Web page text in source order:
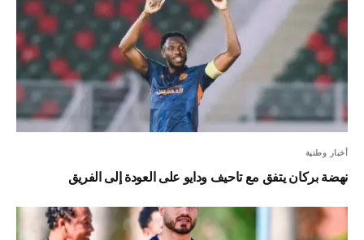
أخبار وطنية
نهضة بركان يتفق مع تاحيف ودايو على العودة إلى الفريق